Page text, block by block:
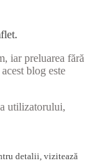
iar preluarea fără
blog este
utilizatorului,
detalii, vizitează